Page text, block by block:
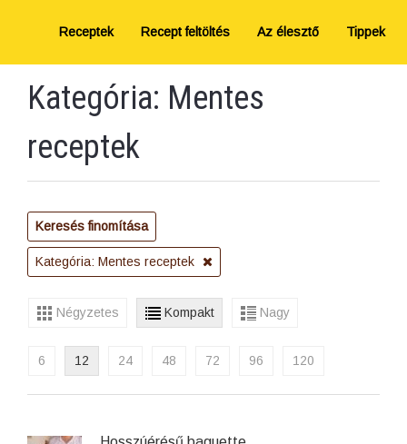
Receptek Recept feltöltés Az élesztő Tippek
Kategória: Mentes
receptek
Keresés finomítása
Kategória: Mentes receptek
Négyzetes Kompakt Nagy
6 12 24 48 72 96 120